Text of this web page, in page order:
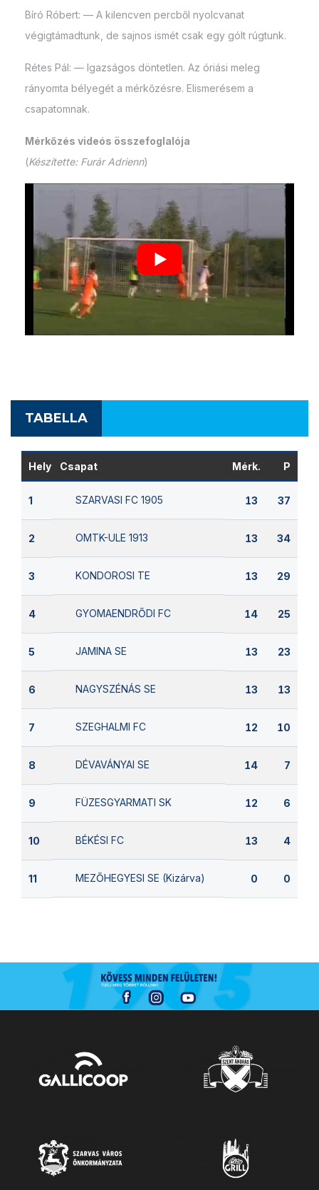
Bíró Róbert: — A kilencven percből nyolcvanat
végigtámadtunk, de sajnos ismét csak egy gólt rúgtunk.
Rétes Pál: — Igazságos döntetlen. Az óriási meleg
rányomta bélyegét a mérkőzésre. Elismerésem a
csapatomnak.
Mérkőzés videós összefoglalója
(Készítette: Furár Adrienn)
TABELLA
Hely Csapat Mérk. P
1 SZARVASI FC 1905 13 37
2 OMTK-ULE 1913 13 34
3 KONDOROSI TE 13 29
4 GYOMAENDRŐDI FC 14 25
5 JAMINA SE 13 23
6 NAGYSZÉNÁS SE 13 13
7 SZEGHALMI FC 12 10
8 DÉVAVÁNYAI SE 14 7
9 FÜZESGYARMATI SK 12 6
10 BÉKÉSI FC 13 4
11 MEZŐHEGYESI SE (Kizárva) 0 0